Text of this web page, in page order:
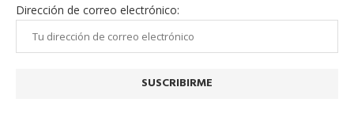
Dirección de correo electrónico: